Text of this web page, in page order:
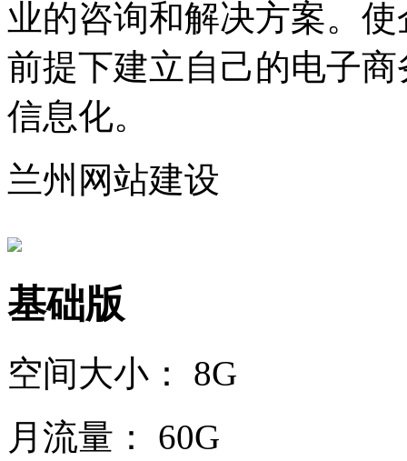
业的咨询和解决方案。
前提下建立自己的电子
信息化。
兰州网站建设
基础版
空间大小：
8G
月流量：
60G